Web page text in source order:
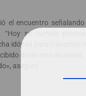
el encuentro
“Hoy se cumple
idónea para transmitir
de las tres
aseguró.